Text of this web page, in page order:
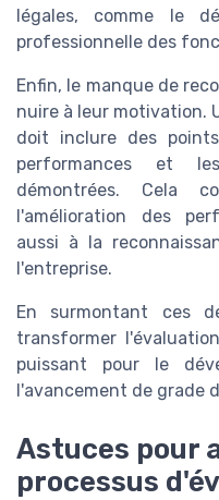
légales, comme le
professionnelle des
Enfin, le manque de
nuire à leur motivation.
doit inclure des
performances et
démontrées. Cela
l'amélioration des
aussi à la
l'entreprise.
En surmontant ces
transformer
puissant pour le
l'avancement de grade
Astuces pour
processus